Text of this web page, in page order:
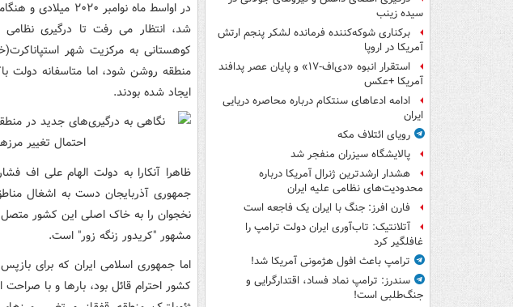
سیده زینب
برکناری شوکه‌کننده فرمانده لشکر پنجم ارتش
آمریکا در اروپا
استقرار انبوه «دی‌اف‑۱۷» و پایان عصر پدافند
آمریکا +عکس
ادامه ادعاهای سنتکام درباره محاصره دریایی
ایران
رویای ائتلاف مکه
پالایشگاه سیزران منفجر شد
هشدار ارشدترین ژنرال آمریکا درباره
محدودیت‌های نظامی علیه ایران
فارن افرز: جنگ با ایران یک فاجعه است
آتلانتیک: تاب‌آوری ایران دولت ترامپ را
غافلگیر کرد
ترامپ باعث افول هژمونی آمریکا شد!
سندرز: ترامپ نماد فساد، اقتدارگرایی و
جنگ‌طلبی است!
در اواسط ماه
شد، انتظار می رفت تا درگیری
کوهستانی به مرکزیت شهر
منطقه روشن شود، اما متاسفانه دولت
ایجاد شده بودند.
ظاهرا آنکارا به دولت الهام علی اف
جمهوری آذربایجان دست به اشغال
نخجوان را به خاک اصلی این کشور
مشهور "کریدور زنگه زور" است.
اما جمهوری اسلامی ایران که برای
کشور احترام قائل بود، بارها و با